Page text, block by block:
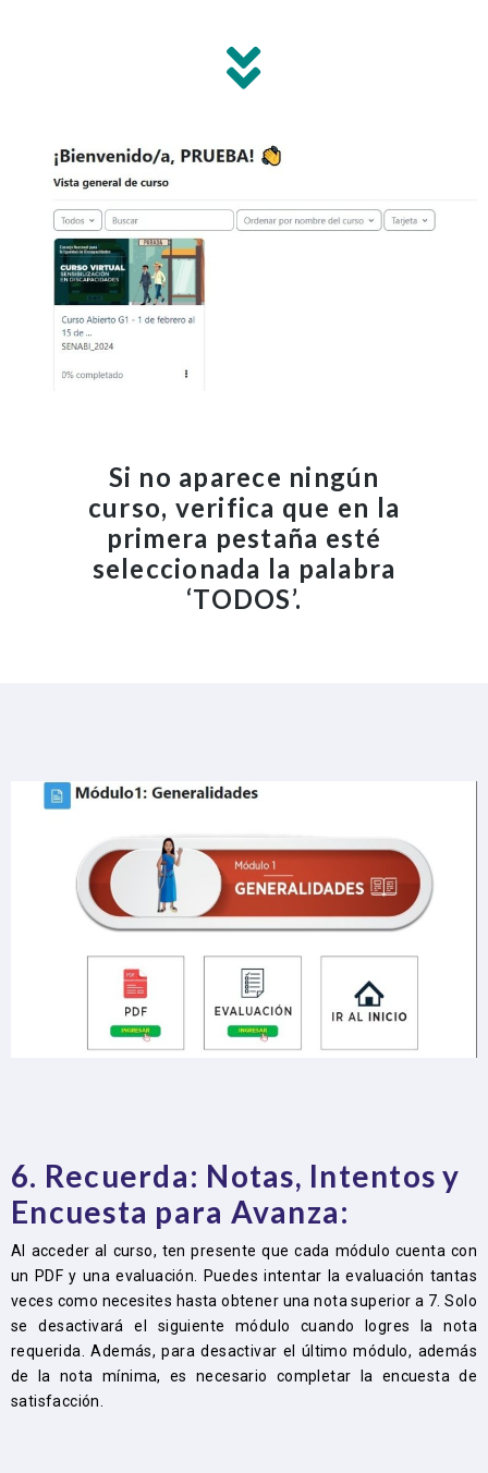
Si no aparece ningún
curso, verifica que en la
primera pestaña esté
seleccionada la palabra
‘TODOS’.
6. Recuerda: Notas, Intentos y
Encuesta para Avanza:
Al acceder al curso, ten presente que cada módulo cuenta con
un PDF y una evaluación. Puedes intentar la evaluación tantas
veces como necesites hasta obtener una nota superior a 7. Solo
se desactivará el siguiente módulo cuando logres la nota
requerida. Además, para desactivar el último módulo, además
de la nota mínima, es necesario completar la encuesta de
satisfacción.